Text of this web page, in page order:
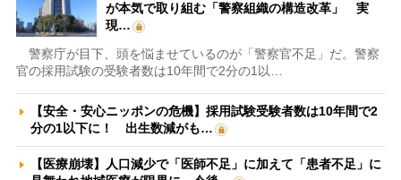
が本気で取り組む「警察組織の構造改革」 実
現…
警察庁が目下、頭を悩ませているのが「警察官不足」だ。警察
官の採用試験の受験者数は10年間で2分の1以…
【安全・安心ニッポンの危機】採用試験受験者数は10年間で2
分の1以下に！ 出生数減がも…
【医療崩壊】人口減少で「医師不足」に加えて「患者不足」に